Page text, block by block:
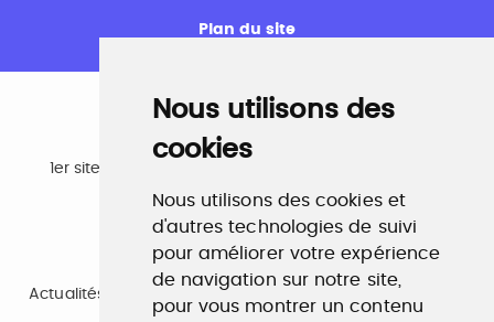
Nous utilisons des
cookies
Nous utilisons des cookies et
d'autres technologies de suivi
pour améliorer votre expérience
de navigation sur notre site,
pour vous montrer un contenu
Plan du site
Emploi
1er site emploi du secteur culturel 784.000 visites et
www.profilculture.com
Formation
Actualités, guide et annuaire des formations aux métiers
de la culture.